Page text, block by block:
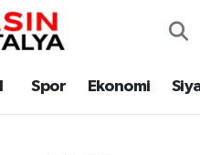
Spor Ekonomi